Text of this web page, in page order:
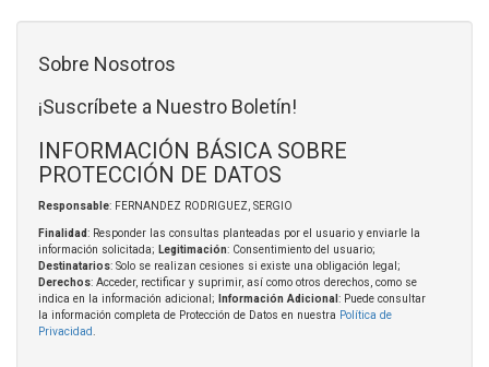
Sobre Nosotros
¡Suscríbete a Nuestro Boletín!
INFORMACIÓN BÁSICA SOBRE
PROTECCIÓN DE DATOS
Responsable: FERNANDEZ RODRIGUEZ, SERGIO
Finalidad: Responder las consultas planteadas por el usuario y enviarle la
información solicitada; Legitimación: Consentimiento del usuario;
Destinatarios: Solo se realizan cesiones si existe una obligación legal;
Derechos: Acceder, rectificar y suprimir, así como otros derechos, como se
indica en la información adicional;
Información Adicional : Puede consultar
la información completa de Protección de Datos en nuestra Política de
Privacidad